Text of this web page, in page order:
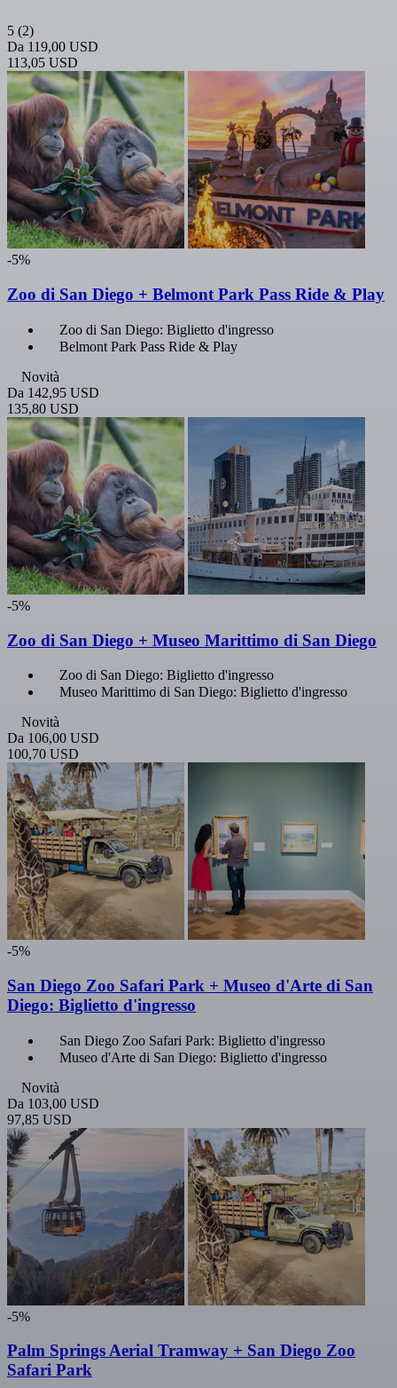
5 (2)
Da 119,00 USD
113,05 USD
-5%
Zoo di San Diego + Belmont Park Pass Ride & Play
Zoo di San Diego: Biglietto d'ingresso
Belmont Park Pass Ride & Play
Novità
Da 142,95 USD
135,80 USD
-5%
Zoo di San Diego + Museo Marittimo di San Diego
Zoo di San Diego: Biglietto d'ingresso
Museo Marittimo di San Diego: Biglietto d'ingresso
Novità
Da 106,00 USD
100,70 USD
-5%
San Diego Zoo Safari Park + Museo d'Arte di San
Diego: Biglietto d'ingresso
San Diego Zoo Safari Park: Biglietto d'ingresso
Museo d'Arte di San Diego: Biglietto d'ingresso
Novità
Da 103,00 USD
97,85 USD
-5%
Palm Springs Aerial Tramway + San Diego Zoo
Safari Park